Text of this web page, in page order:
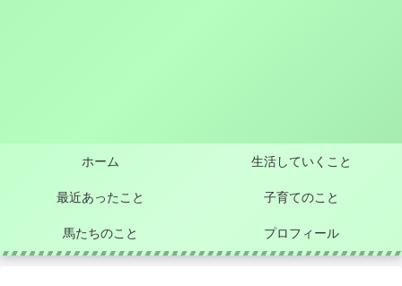
ホーム 生活していくこと
最近あったこと 子育てのこと
馬たちのこと プロフィール